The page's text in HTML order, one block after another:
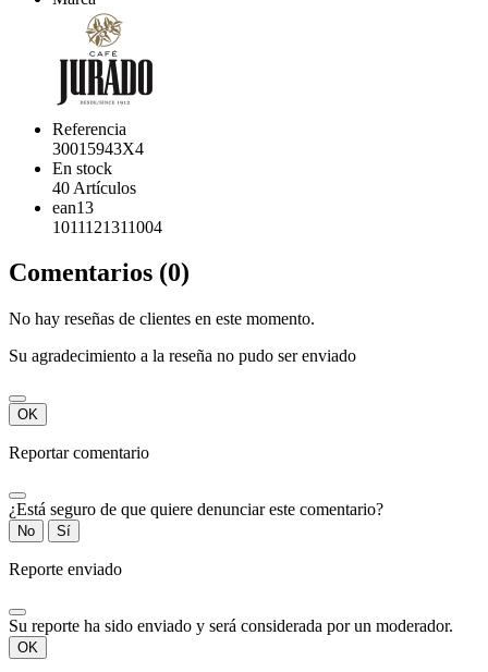
Referencia
30015943X4
En stock
40 Artículos
ean13
1011121311004
Comentarios (0)
No hay reseñas de clientes en este momento.
Su agradecimiento a la reseña no pudo ser enviado
OK
Reportar comentario
¿Está seguro de que quiere denunciar este comentario?
No Sí
Reporte enviado
Su reporte ha sido enviado y será considerada por un moderador.
OK